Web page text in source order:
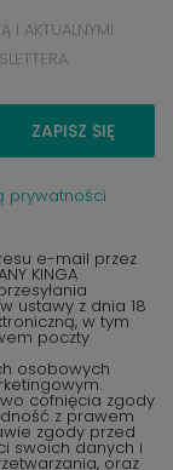
I AKTUALNYMI
ZAPISZ SIĘ
prywatności
e-mail przez
KINGA
ustawy z dnia 18
w tym
poczty
osobowych
cofnięcia zgody
z prawem
zgody przed
swoich danych i
oraz